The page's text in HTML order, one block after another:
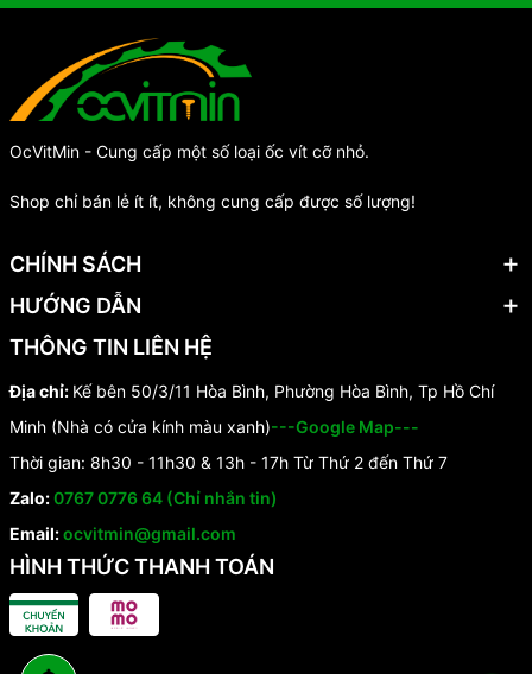
OcVitMin - Cung cấp một số loại ốc vít cỡ nhỏ.
Shop chỉ bán lẻ ít ít, không cung cấp được số lượng!
CHÍNH SÁCH
HƯỚNG DẪN
THÔNG TIN LIÊN HỆ
Địa chỉ: Kế bên 50/3/11 Hòa Bình, Phường Hòa Bình, Tp Hồ Chí
Minh (Nhà có cửa kính màu xanh)---Google Map---
Thời gian: 8h30 - 11h30 & 13h - 17h Từ Thứ 2 đến Thứ 7
Zalo:0767 0776 64 (Chỉ nhắn tin)
Email:ocvitmin@gmail.com
HÌNH THỨC THANH TOÁN